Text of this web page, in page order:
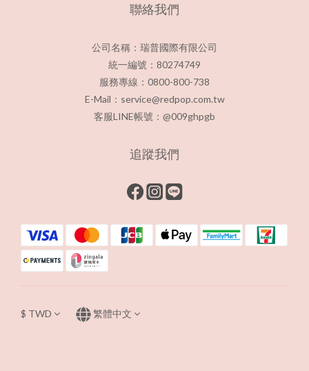
聯絡我們
公司名稱：瑞普國際有限公司
統一編號：80274749
服務專線：0800-800-738
E-Mail：service@redpop.com.tw
客服LINE帳號：@009ghpgb
追蹤我們
$ TWD 繁體中文